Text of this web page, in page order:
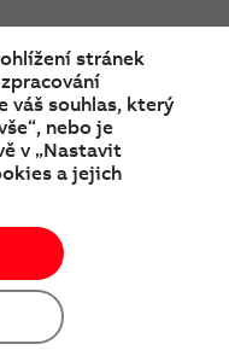
youtube
používání
stránek
váš souhlas, který
nebo je
v „Nastavit
a jejich